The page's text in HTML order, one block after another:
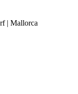
| Mallorca